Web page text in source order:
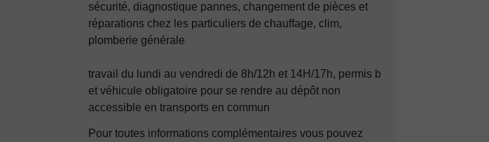
sécurité, diagnostique pannes, changement de pièces et
réparations chez les particuliers de chauffage, clim,
plomberie générale
travail du lundi au vendredi de 8h/12h et 14H/17h, permis b
et véhicule obligatoire pour se rendre au dépôt non
accessible en transports en commun
Pour toutes informations complémentaires vous pouvez